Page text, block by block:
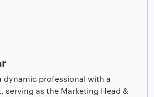
dynamic professional with a
serving as the Marketing Head &